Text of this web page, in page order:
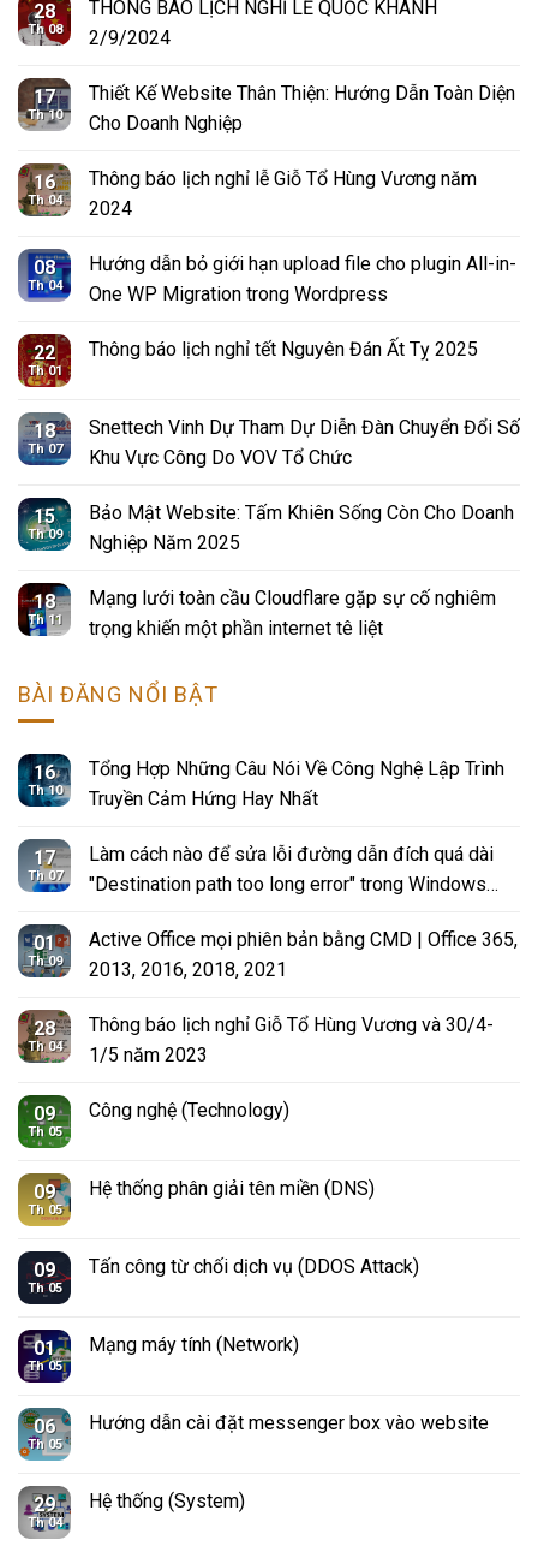
28
Th 08
THÔNG BÁO LỊCH NGHỈ LỄ QUỐC KHÁNH
2/9/2024
17
Th 10
Thiết Kế Website Thân Thiện: Hướng Dẫn Toàn Diện
Cho Doanh Nghiệp
16
Th 04
Thông báo lịch nghỉ lễ Giỗ Tổ Hùng Vương năm
2024
08
Th 04
Hướng dẫn bỏ giới hạn upload file cho plugin All-in-
One WP Migration trong Wordpress
22
Th 01
Thông báo lịch nghỉ tết Nguyên Đán Ất Tỵ 2025
18
Th 07
Snettech Vinh Dự Tham Dự Diễn Đàn Chuyển Đổi Số
Khu Vực Công Do VOV Tổ Chức
15
Th 09
Bảo Mật Website: Tấm Khiên Sống Còn Cho Doanh
Nghiệp Năm 2025
18
Th 11
Mạng lưới toàn cầu Cloudflare gặp sự cố nghiêm
trọng khiến một phần internet tê liệt
BÀI ĐĂNG NỔI BẬT
16
Th 10
Tổng Hợp Những Câu Nói Về Công Nghệ Lập Trình
Truyền Cảm Hứng Hay Nhất
17
Th 07
Làm cách nào để sửa lỗi đường dẫn đích quá dài
"Destination path too long error" trong Windows
01
Th 09
Active Office mọi phiên bản bằng CMD | Office 365,
2013, 2016, 2018, 2021
28
Th 04
Thông báo lịch nghỉ Giỗ Tổ Hùng Vương và 30/4-
1/5 năm 2023
09
Th 05
Công nghệ (Technology)
09
Th 05
Hệ thống phân giải tên miền (DNS)
09
Th 05
Tấn công từ chối dịch vụ (DDOS Attack)
01
Th 05
Mạng máy tính (Network)
06
Th 05
Hướng dẫn cài đặt messenger box vào website
29
Th 04
Hệ thống (System)